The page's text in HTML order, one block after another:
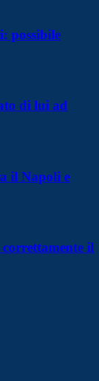
possibile
di lui ad
il Napoli e
il